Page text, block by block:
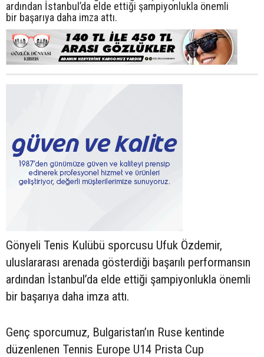
ardından İstanbul’da elde ettiği şampiyonlukla önemli
bir başarıya daha imza attı.
Gönyeli Tenis Kulübü sporcusu Ufuk Özdemir,
uluslararası arenada gösterdiği başarılı performansın
ardından İstanbul’da elde ettiği şampiyonlukla önemli
bir başarıya daha imza attı.
Genç sporcumuz, Bulgaristan’ın Ruse kentinde
düzenlenen Tennis Europe U14 Prista Cup